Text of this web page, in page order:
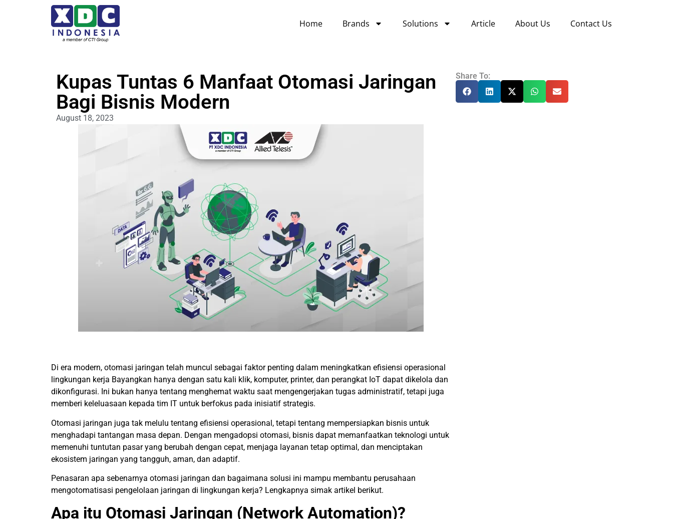
Home Brands Solutions Article About Us Contact Us
Kupas Tuntas 6 Manfaat Otomasi Jaringan
Bagi Bisnis Modern
August 18, 2023
Share To:
Di era modern, otomasi jaringan telah muncul sebagai faktor penting dalam meningkatkan efisiensi operasional
lingkungan kerja Bayangkan hanya dengan satu kali klik, komputer, printer, dan perangkat IoT dapat dikelola dan
dikonfigurasi. Ini bukan hanya tentang menghemat waktu saat mengengerjakan tugas administratif, tetapi juga
memberi keleluasaan kepada tim IT untuk berfokus pada inisiatif strategis.
Otomasi jaringan juga tak melulu tentang efisiensi operasional, tetapi tentang mempersiapkan bisnis untuk
menghadapi tantangan masa depan. Dengan mengadopsi otomasi, bisnis dapat memanfaatkan teknologi untuk
memenuhi tuntutan pasar yang berubah dengan cepat, menjaga layanan tetap optimal, dan menciptakan
ekosistem jaringan yang tangguh, aman, dan adaptif.
Penasaran apa sebenarnya otomasi jaringan dan bagaimana solusi ini mampu membantu perusahaan
mengotomatisasi pengelolaan jaringan di lingkungan kerja? Lengkapnya simak artikel berikut.
Apa itu Otomasi Jaringan (Network Automation)?